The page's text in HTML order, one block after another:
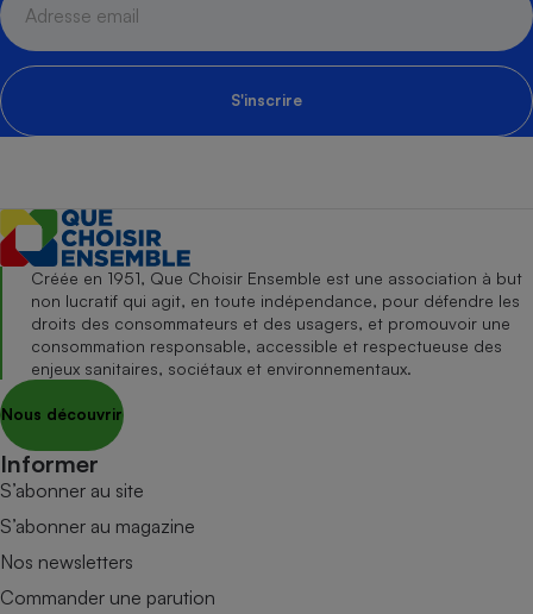
S'inscrire
Créée en 1951, Que Choisir Ensemble est une association à but
non lucratif qui agit, en toute indépendance, pour défendre les
droits des consommateurs et des usagers, et promouvoir une
consommation responsable, accessible et respectueuse des
enjeux sanitaires, sociétaux et environnementaux.
Nous découvrir
Informer
S’abonner au site
S’abonner au magazine
Nos newsletters
Commander une parution